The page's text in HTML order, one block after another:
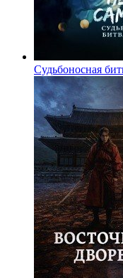
Судьбоносная